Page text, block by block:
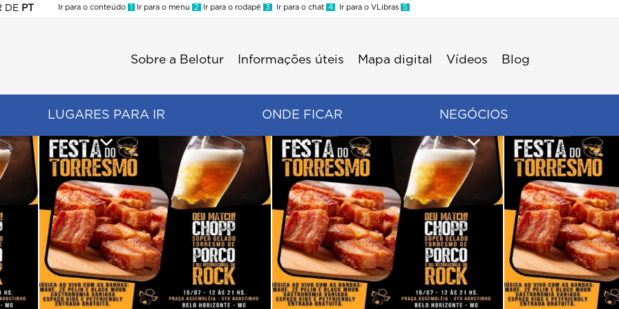
DE PT
Ir para o conteúdo 1 Ir para o menu 2 Ir para o rodapé 3 Ir para o chat 4 Ir para o VLibras 5
Sobre a Belotur Informações úteis Mapa digital Vídeos Blog
LUGARES PARA IR ONDE FICAR NEGÓCIOS